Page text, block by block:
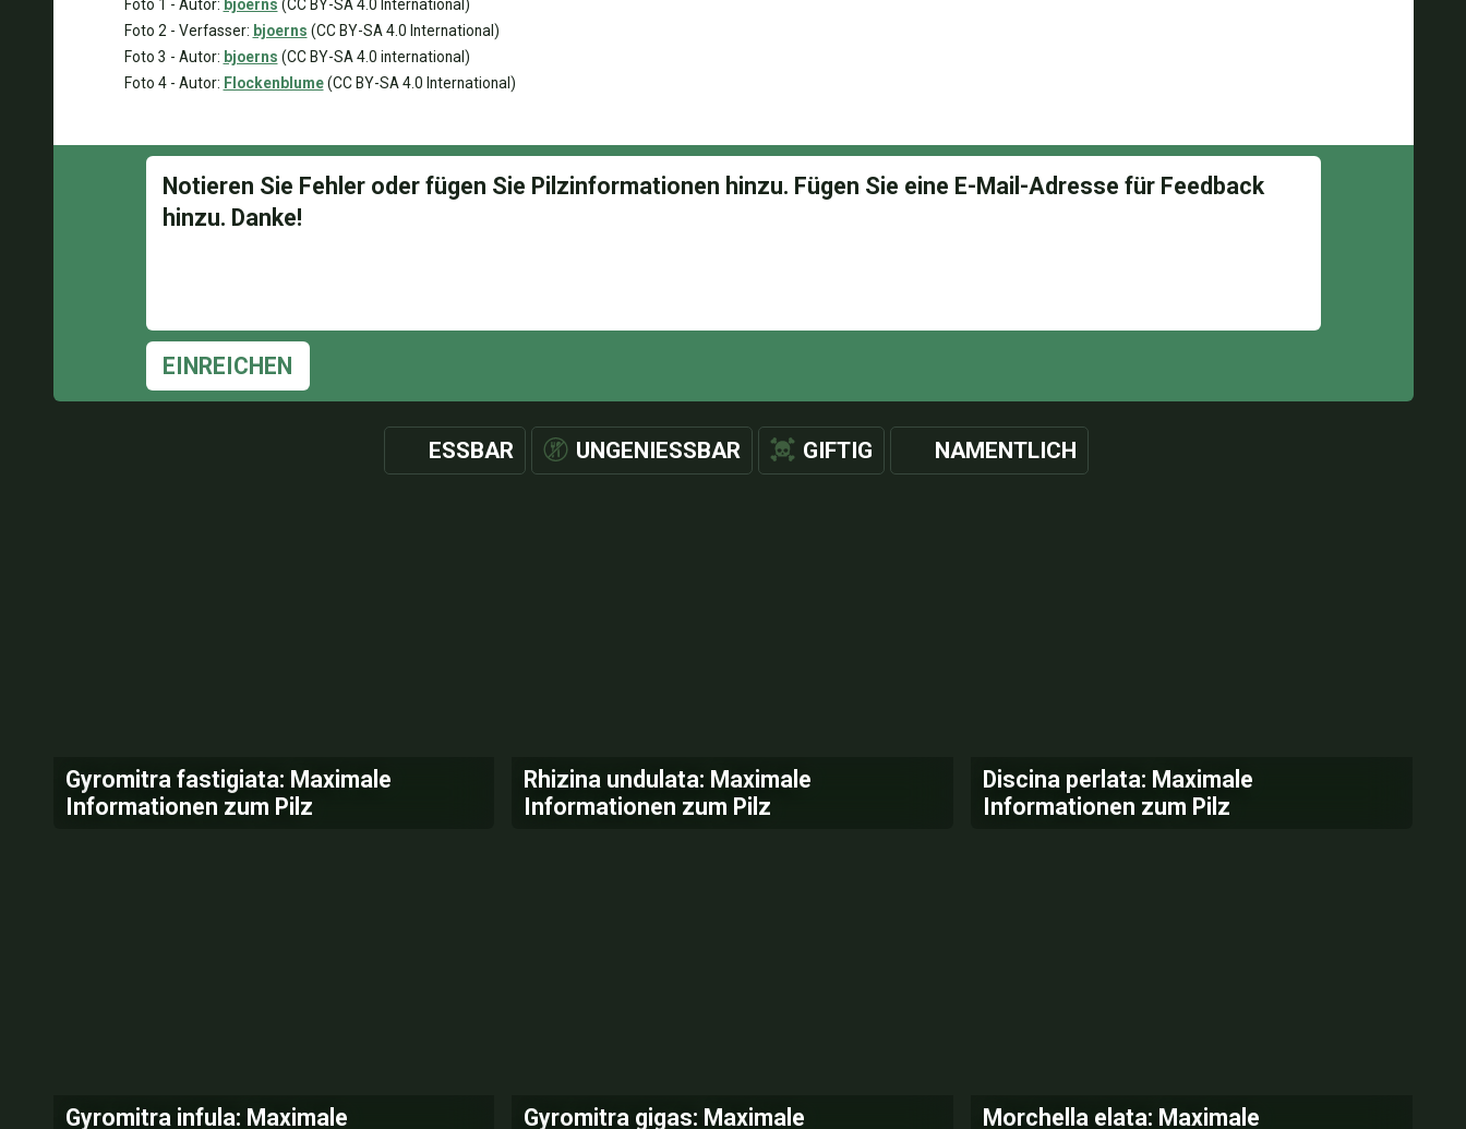
Foto 1 - Autor: bjoerns (CC BY-SA 4.0 International)
Foto 2 - Verfasser: bjoerns (CC BY-SA 4.0 International)
Foto 3 - Autor: bjoerns (CC BY-SA 4.0 international)
Foto 4 - Autor: Flockenblume(CC BY-SA 4.0 International)
EINREICHEN
ESSBAR UNGENIESSBAR GIFTIG NAMENTLICH
Gyromitra fastigiata: Maximale
Informationen zum Pilz
Rhizina undulata: Maximale
Informationen zum Pilz
Discina perlata: Maximale
Informationen zum Pilz
Gyromitra infula: Maximale Gyromitra gigas: Maximale Morchella elata: Maximale